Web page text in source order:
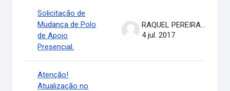
Solicitação de
Mudança de Polo
de Apoio
Presencial.
RAQUEL PEREIRA DE ARRUDA
4 jul. 2017
Atenção!
Atualização no